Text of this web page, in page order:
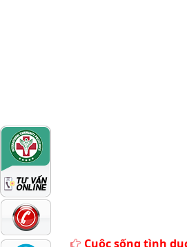
Cuộc sống tình